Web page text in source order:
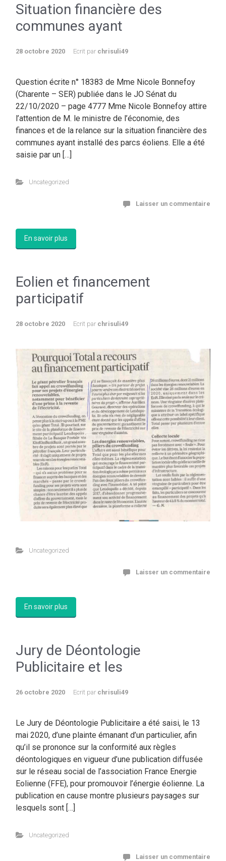
Situation financière des
communes ayant
28 octobre 2020 Ecrit par chrisuli49
Question écrite n° 18383 de Mme Nicole Bonnefoy
(Charente – SER) publiée dans le JO Sénat du
22/10/2020 – page 4777 Mme Nicole Bonnefoy attire
l’attention de M. le ministre de l’économie, des
finances et de la relance sur la situation financière des
communes ayant installé des parcs éoliens. Elle a été
saisie par un […]
Uncategorized
Laisser un commentaire
En savoir plus
Eolien et financement
participatif
28 octobre 2020 Ecrit par chrisuli49
Uncategorized
Laisser un commentaire
En savoir plus
Jury de Déontologie
Publicitaire et les
26 octobre 2020 Ecrit par chrisuli49
Le Jury de Déontologie Publicitaire a été saisi, le 13
mai 2020, d’une plainte émanant d’un particulier, afin
qu’il se prononce sur la conformité aux règles
déontologiques en vigueur d’une publication diffusée
sur le réseau social de l’association France Energie
Eolienne (FFE), pour promouvoir l’énergie éolienne. La
publication en cause montre plusieurs paysages sur
lesquels sont […]
Uncategorized
Laisser un commentaire